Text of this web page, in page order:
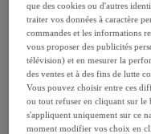
Livraison
Livraison offerte par la
Livraison estimée:
que des cookies ou d'autres
traiter vos données à caractère
commandes et les informations
vous proposer des publicités
télévision) et en mesurer la
des ventes et à des fins de lutte
Vous pouvez choisir entre ces
ou tout refuser en cliquant sur le
s'appliquent uniquement sur ce
moment modifier vos choix en